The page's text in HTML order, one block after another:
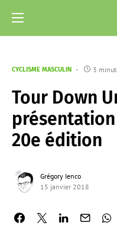
CYCLISME MASCULIN 3
Tour Down
20e édition
Grégory Ienco
15 janvier 2018